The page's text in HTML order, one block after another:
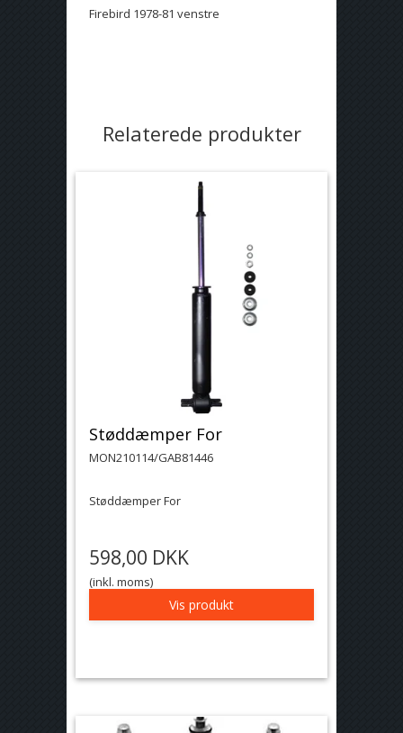
Firebird 1978-81 venstre
Relaterede produkter
Støddæmper For
MON210114/GAB81446
Støddæmper For
598,00 DKK
(inkl. moms)
Vis produkt